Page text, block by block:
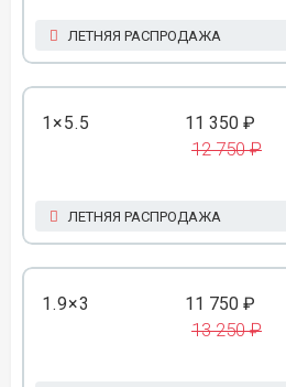
ЛЕТНЯЯ РАСПРОДАЖА
1×5.5 11 350 ₽
12 750 ₽
ЛЕТНЯЯ РАСПРОДАЖА
1.9×3 11 750 ₽
13 250 ₽